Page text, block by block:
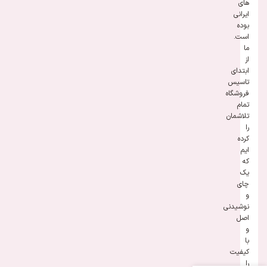
های
ایرانی
بوده
است.
ما
از
ابتدای
تاسیس
فروشگاه
تمام
تلاشمان
را
کرده
ایم
که
یک
چای
و
نوشیدنی
اصل
و
با
کیفیت
را